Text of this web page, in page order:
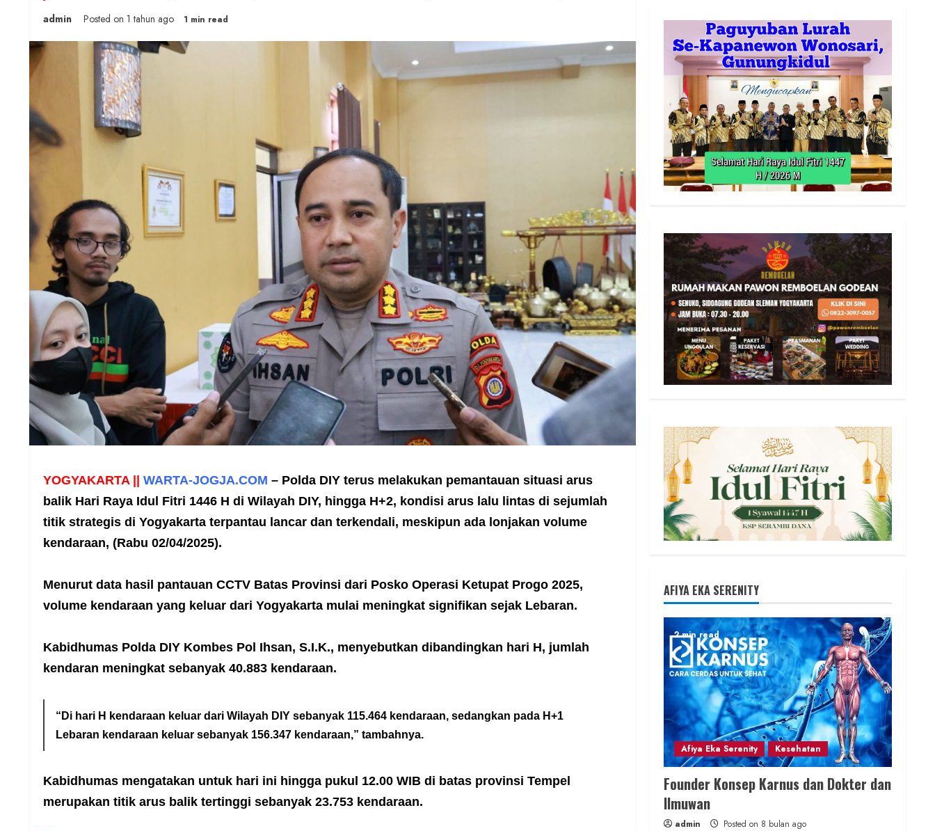
admin Posted on 1 tahun ago 1 min read
YOGYAKARTA || WARTA-JOGJA.COM – Polda DIY terus melakukan pemantauan situasi arus
balik Hari Raya Idul Fitri 1446 H di Wilayah DIY, hingga H+2, kondisi arus lalu lintas di sejumlah
titik strategis di Yogyakarta terpantau lancar dan terkendali, meskipun ada lonjakan volume
kendaraan, (Rabu 02/04/2025).
Menurut data hasil pantauan CCTV Batas Provinsi dari Posko Operasi Ketupat Progo 2025,
volume kendaraan yang keluar dari Yogyakarta mulai meningkat signifikan sejak Lebaran.
Kabidhumas Polda DIY Kombes Pol Ihsan, S.I.K., menyebutkan dibandingkan hari H, jumlah
kendaran meningkat sebanyak 40.883 kendaraan.
“Di hari H kendaraan keluar dari Wilayah DIY sebanyak 115.464 kendaraan, sedangkan pada H+1
Lebaran kendaraan keluar sebanyak 156.347 kendaraan,” tambahnya.
Kabidhumas mengatakan untuk hari ini hingga pukul 12.00 WIB di batas provinsi Tempel
merupakan titik arus balik tertinggi sebanyak 23.753 kendaraan.
AFIYA EKA SERENITY
2 min read
Afiya Eka Serenity Kesehatan
Founder Konsep Karnus dan Dokter dan
Ilmuwan
admin Posted on 8 bulan ago